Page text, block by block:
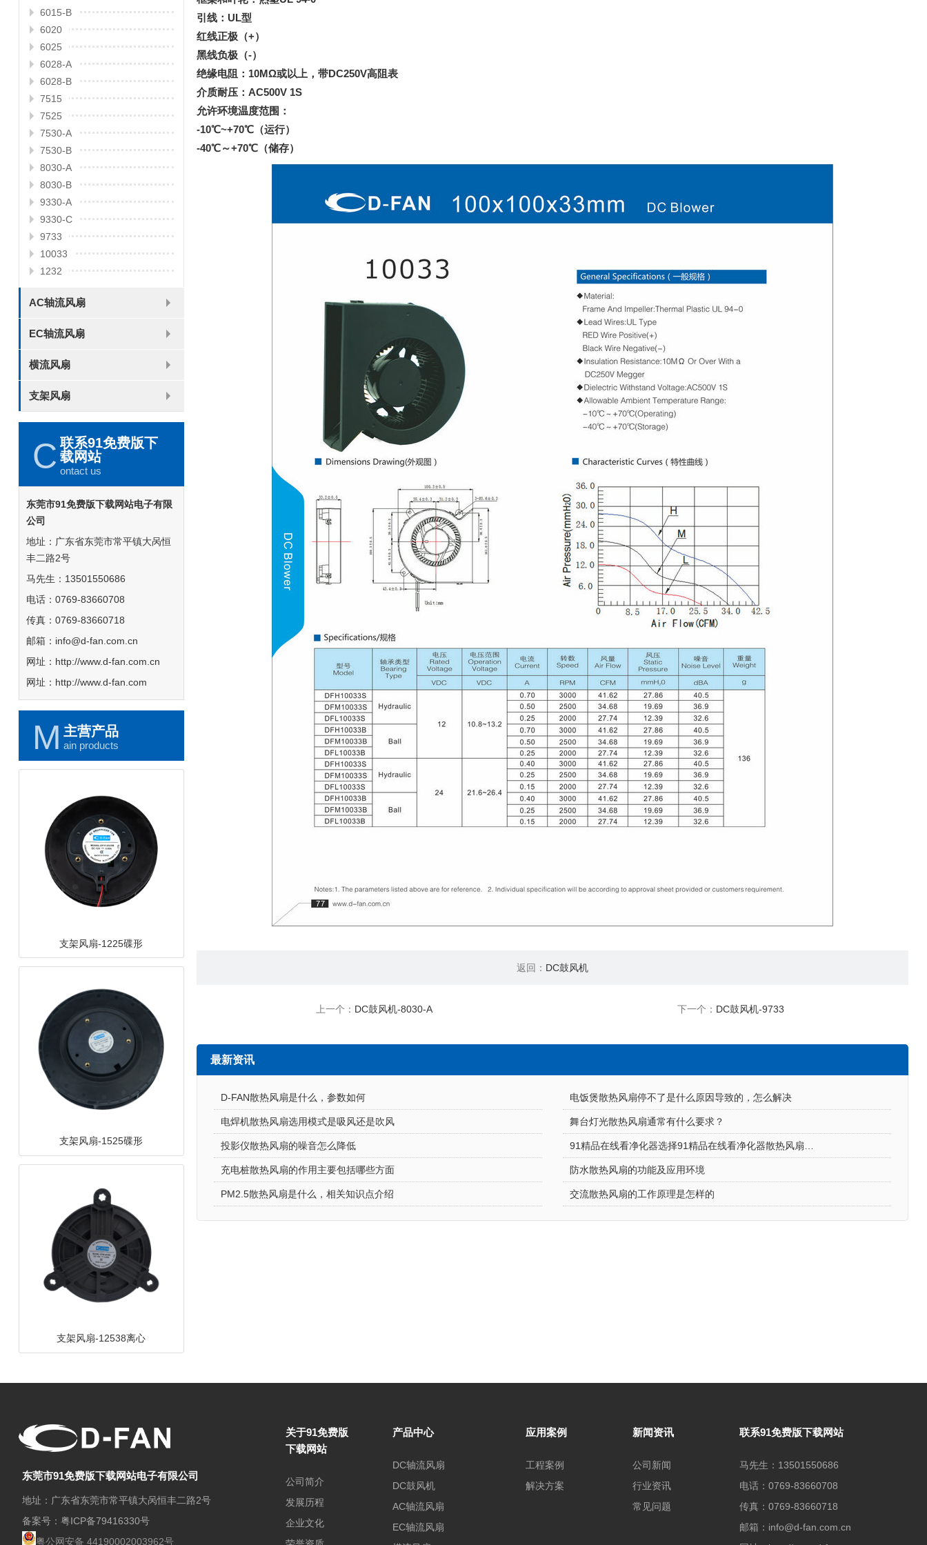
6015-B
6020
6025
6028-A
6028-B
7515
7525
7530-A
7530-B
8030-A
8030-B
9330-A
9330-C
9733
10033
1232
AC轴流风扇
8025
8038
9225
9238
1225
1238
1738
1751
2260
EC轴流风扇
6025
8025
8038
9225
9238
1238
横流风扇
DC 030
支架风扇
3010
4010
5010
6010
6025
8015
5032碟形
8030碟形
9025
9025碟形
1225
1025碟形
1025
1225碟形
1525碟形
12538离心
C 联系91免费版下
载网站
ontact us
东莞市91免费版下载网站电子有限
公司
地址：广东省东莞市常平镇大呙恒
丰二路2号
马先生：13501550686
电话：0769-83660708
传真：0769-83660718
邮箱：info@d-fan.com.cn
网址：http://www.d-fan.com.cn
网址：http://www.d-fan.com
M 主营产品
ain products
引线：UL型
红线正极（+）
黑线负极（-）
绝缘电阻：10MΩ或以上，带DC250V高阻表
介质耐压：AC500V 1S
允许环境温度范围：
-10℃~+70℃（运行）
-40℃～+70℃（储存）
返回： DC鼓风机
上一个： DC鼓风机-8030-A 下一个： DC鼓风机-9733
最新资讯
D-FAN散热风扇是什么，参数如何 电饭煲散热风扇停不了是什么原因导致的，怎么解决
电焊机散热风扇选用模式是吸风还是吹风 舞台灯光散热风扇通常有什么要求？
投影仪散热风扇的噪音怎么降低
充电桩散热风扇的作用主要包括哪些方面 防水散热风扇的功能及应用环境
PM2.5散热风扇是什么，相关知识点介绍 交流散热风扇的工作原理是怎样的
东莞市91免费版下载网站电子有限公司
地址：广东省东莞市常平镇大呙恒丰二路2号
备案号： 粤ICP备79416330号
粤公网安备 44190002003962号
关于91免费版
下载网站
公司简介
发展历程
企业文化
产品中心
DC轴流风扇
DC鼓风机
AC轴流风扇
EC轴流风扇
应用案例
工程案例
解决方案
新闻资讯
公司新闻
行业资讯
常见问题
联系91免费版下载网站
马先生：13501550686
电话：0769-83660708
传真：0769-83660718
邮箱：info@d-fan.com.cn